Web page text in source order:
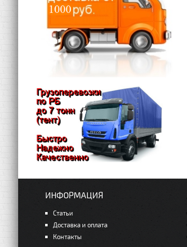
ИНФОРМАЦИЯ
Статьи
Доставка и оплата
Контакты